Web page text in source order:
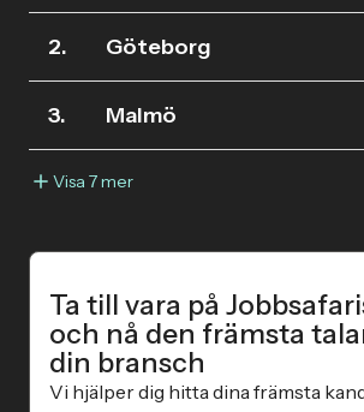
2. Göteborg
3. Malmö
Visa 7 mer
Ta till vara på
och nå den främsta
din bransch
Vi hjälper dig hitta dina främsta